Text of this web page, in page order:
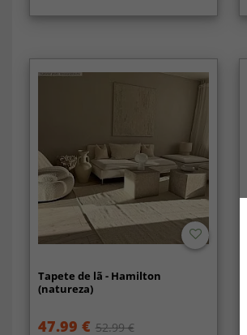
Tapete de lã - Hamilton
(natureza)
47.99 € 52.99 €